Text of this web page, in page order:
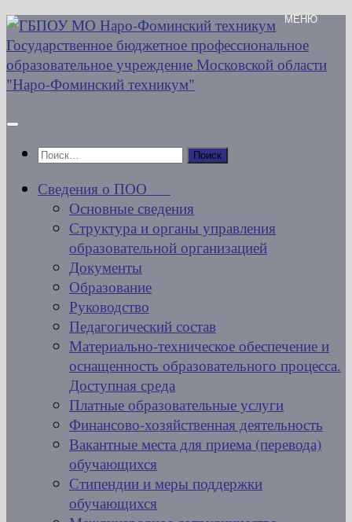
Перейти
к
содержимому
Найти:
Сведения о ПОО
Основные сведения
Структура и органы управления
образовательной организацией
Документы
Образование
Руководство
Педагогический состав
Материально-техническое обеспечение и
оснащенность образовательного процесса.
Доступная среда
Платные образовательные услуги
Финансово-хозяйственная деятельность
Вакантные места для приема (перевода)
обучающихся
Стипендии и меры поддержки
обучающихся